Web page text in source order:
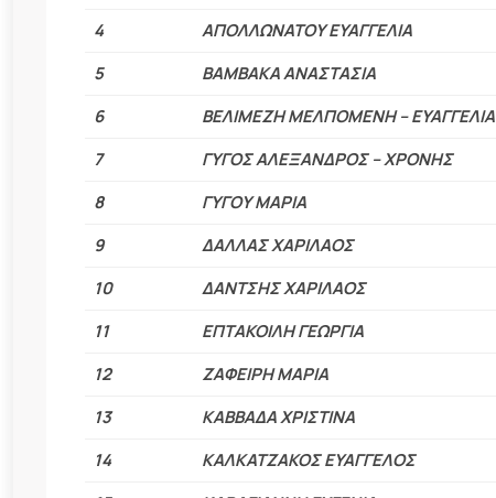
4
ΑΠΟΛΛΩΝΑΤΟΥ ΕΥΑΓΓΕΛΙΑ
5
ΒΑΜΒΑΚΑ ΑΝΑΣΤΑΣΙΑ
6
ΒΕΛΙΜΕΖΗ ΜΕΛΠΟΜΕΝΗ – ΕΥΑΓΓΕΛΙΑ
7
ΓΥΓΟΣ ΑΛΕΞΑΝΔΡΟΣ – ΧΡΟΝΗΣ
8
ΓΥΓΟΥ ΜΑΡΙΑ
9
ΔΑΛΛΑΣ ΧΑΡΙΛΑΟΣ
10
ΔΑΝΤΣΗΣ ΧΑΡΙΛΑΟΣ
11
ΕΠΤΑΚΟΙΛΗ ΓΕΩΡΓΙΑ
12
ΖΑΦΕΙΡΗ ΜΑΡΙΑ
13
ΚΑΒΒΑΔΑ ΧΡΙΣΤΙΝΑ
14
ΚΑΛΚΑΤΖΑΚΟΣ ΕΥΑΓΓΕΛΟΣ